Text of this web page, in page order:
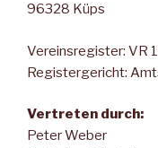
96328 Küps
Vereinsregister: VR
Registergericht:
Vertreten durch:
Peter Weber